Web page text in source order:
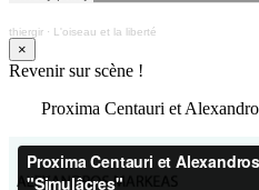
thiergir · L'oiseau et la liberté
×
Revenir sur scène !
Proxima Centauri et